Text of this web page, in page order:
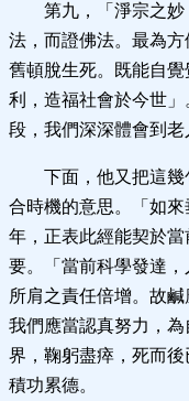
第九，「淨宗之
法，而證佛法。最為
舊頓脫生死。既能自
利，造福社會於今世
段，我們深深體會到老
下面，他又把這
合時機的意思。「如
年，正表此經能契於
要。「當前科學發達
所肩之責任倍增。故
我們應當認真努力，
界，鞠躬盡瘁，死而
積功累德。